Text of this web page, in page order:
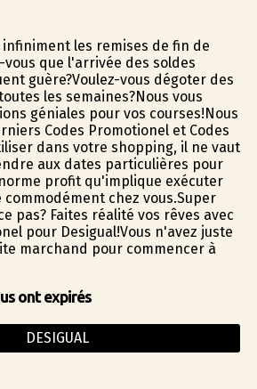
les remises de fin de
vous que l'arrivée des soldes
guère?Voulez-vous dégoter des
les semaines?Nous vous
géniales pour vos courses!Nous
Codes Promotionel et Codes
dans votre shopping, il ne vaut
aux dates particulières pour
profit qu'implique exécuter
chez vous.Super
pas? Faites réalité vos rêves avec
pour Desigual!Vous n'avez juste
marchand pour commencer à
ont expirés
DESIGUAL